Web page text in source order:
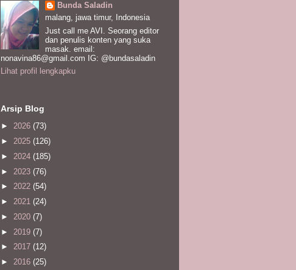
Bunda Saladin
malang, jawa timur, Indonesia
Just call me AVI. Seorang editor
dan penulis konten yang suka
masak. email:
nonavina86@gmail.com IG: @bundasaladin
Lihat profil lengkapku
Arsip Blog
► 2026 (73)
► 2025 (126)
► 2024 (185)
► 2023 (76)
► 2022 (54)
► 2021 (24)
► 2020 (7)
► 2019 (7)
► 2017 (12)
► 2016 (25)